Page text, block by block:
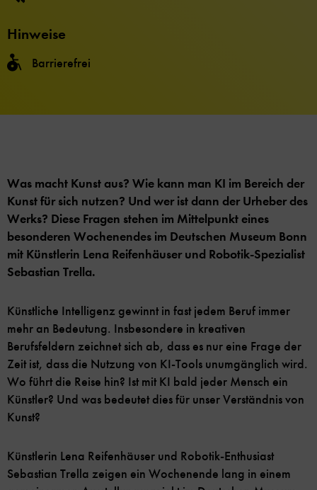
Hinweise
Barrierefrei
Was macht Kunst aus? Wie kann man KI im Bereich der
Kunst für sich nutzen? Und wer ist dann der Urheber des
Werks? Diese Fragen stehen im Mittelpunkt eines
besonderen Wochenendes im Deutschen Museum Bonn
mit Künstlerin Lena Reifenhäuser und Robotik-Spezialist
Sebastian Trella.
Künstliche Intelligenz gewinnt in fast jedem Beruf immer
mehr an Bedeutung. Insbesondere in kreativen
Berufsfeldern zeichnet sich ab, dass es nur eine Frage der
Zeit ist, dass die Nutzung von KI-Tools unumgänglich wird.
Wo führt die Reise hin? Ist mit KI bald jeder Mensch ein
Künstler? Und was bedeutet dies für unser Verständnis von
Kunst?
Künstlerin Lena Reifenhäuser und Robotik-Enthusiast
Sebastian Trella zeigen ein Wochenende lang in einem